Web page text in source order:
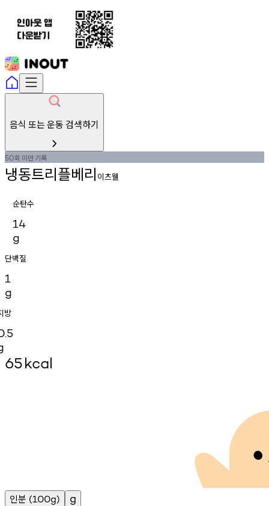
음식 또는 운동 검색하기
50회 미만기록
냉동트리플베리 이츠웰
순탄수
14
g
단백질
1
g
방
65kcal
인분 (100g) g